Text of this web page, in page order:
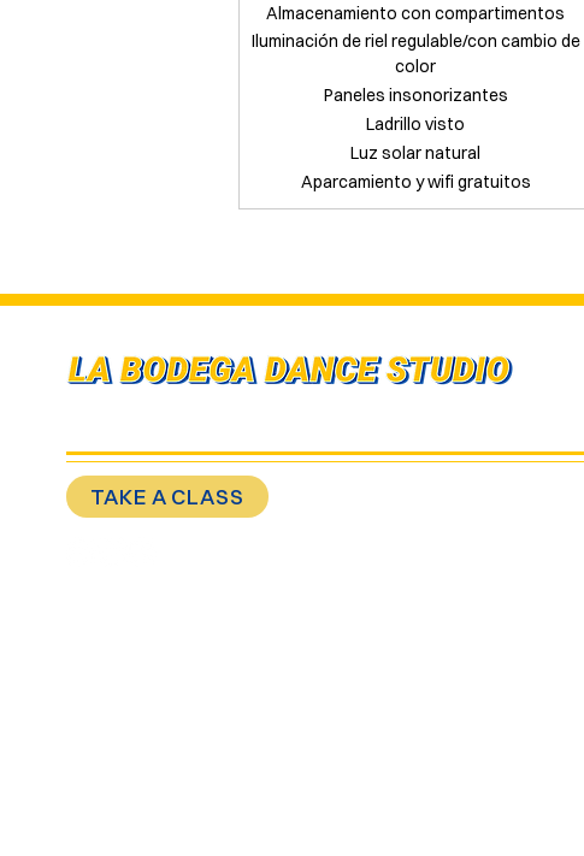
Almacenamiento con compartimentos
Iluminación de riel regulable/con cambio de
color
Paneles insonorizantes
Ladrillo visto
Luz solar natural
Aparcamiento y wifi gratuitos
Enlaces rápidos
TAKE A CLASS